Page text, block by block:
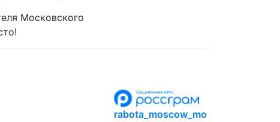
Московского
rabota_moscow_mo